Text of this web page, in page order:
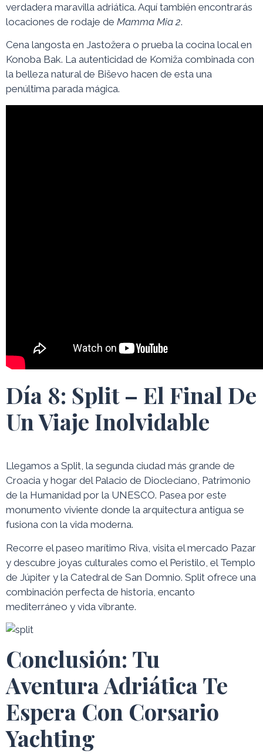
verdadera maravilla adriática. Aquí también encontrarás
locaciones de rodaje de Mamma Mia 2.
Cena langosta en Jastožera o prueba la cocina local en
Konoba Bak. La autenticidad de Komiža combinada con
la belleza natural de Biševo hacen de esta una
penúltima parada mágica.
Día 8: Split – El Final De
Un Viaje Inolvidable
Llegamos a Split, la segunda ciudad más grande de
Croacia y hogar del Palacio de Diocleciano, Patrimonio
de la Humanidad por la UNESCO. Pasea por este
monumento viviente donde la arquitectura antigua se
fusiona con la vida moderna.
Recorre el paseo marítimo Riva, visita el mercado Pazar
y descubre joyas culturales como el Peristilo, el Templo
de Júpiter y la Catedral de San Domnio. Split ofrece una
combinación perfecta de historia, encanto
mediterráneo y vida vibrante.
Conclusión: Tu
Aventura Adriática Te
Espera Con Corsario
Yachting